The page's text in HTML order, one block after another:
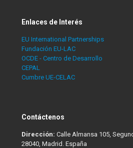
Enlaces de Interés
EU International Partnerships
Fundación EU-LAC
OCDE - Centro de Desarrollo
CEPAL
Cumbre UE-CELAC
Contáctenos
Dirección: Calle Almansa 105,
28040, Madrid. España